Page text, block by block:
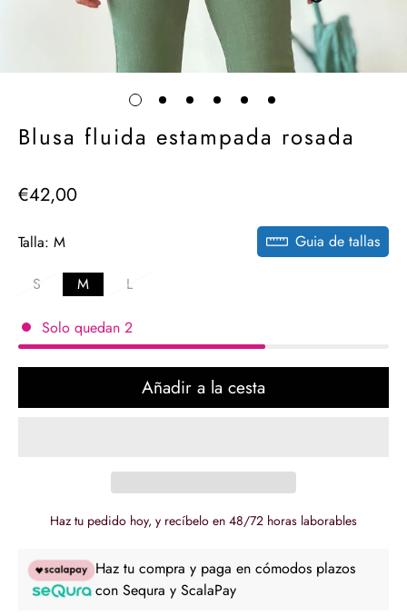
Blusa fluida estampada rosada
Precio
€42,00
Talla: M Guia de tallas
S M L
Solo quedan 2
Añadir a la cesta
Haz tu pedido hoy, y recíbelo en 48/72 horas laborables
Haz tu compra y paga en cómodos plazos
con Sequra y ScalaPay